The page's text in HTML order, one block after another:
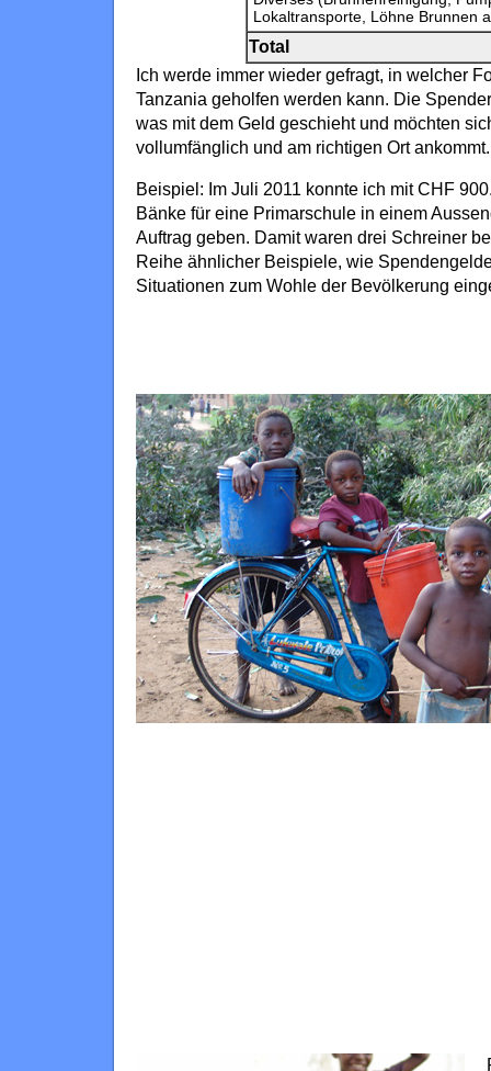
Lokaltransporte, Löhne Brunnen
Total
Ich werde immer wieder gefragt, in welcher
Tanzania geholfen werden kann. Die
was mit dem Geld geschieht und möchten
vollumfänglich und am richtigen Ort ankommt.
Beispiel: Im Juli 2011 konnte ich mit CHF
Bänke für eine Primarschule in einem
Auftrag geben. Damit waren drei Schreiner
Reihe ähnlicher Beispiele, wie
Situationen zum Wohle der Bevölkerung